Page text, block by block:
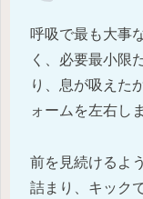
呼吸で最も大事
く、必要最小限
り、息が吸えた
ォームを左右し
前を見続けるよ
詰まり、キック